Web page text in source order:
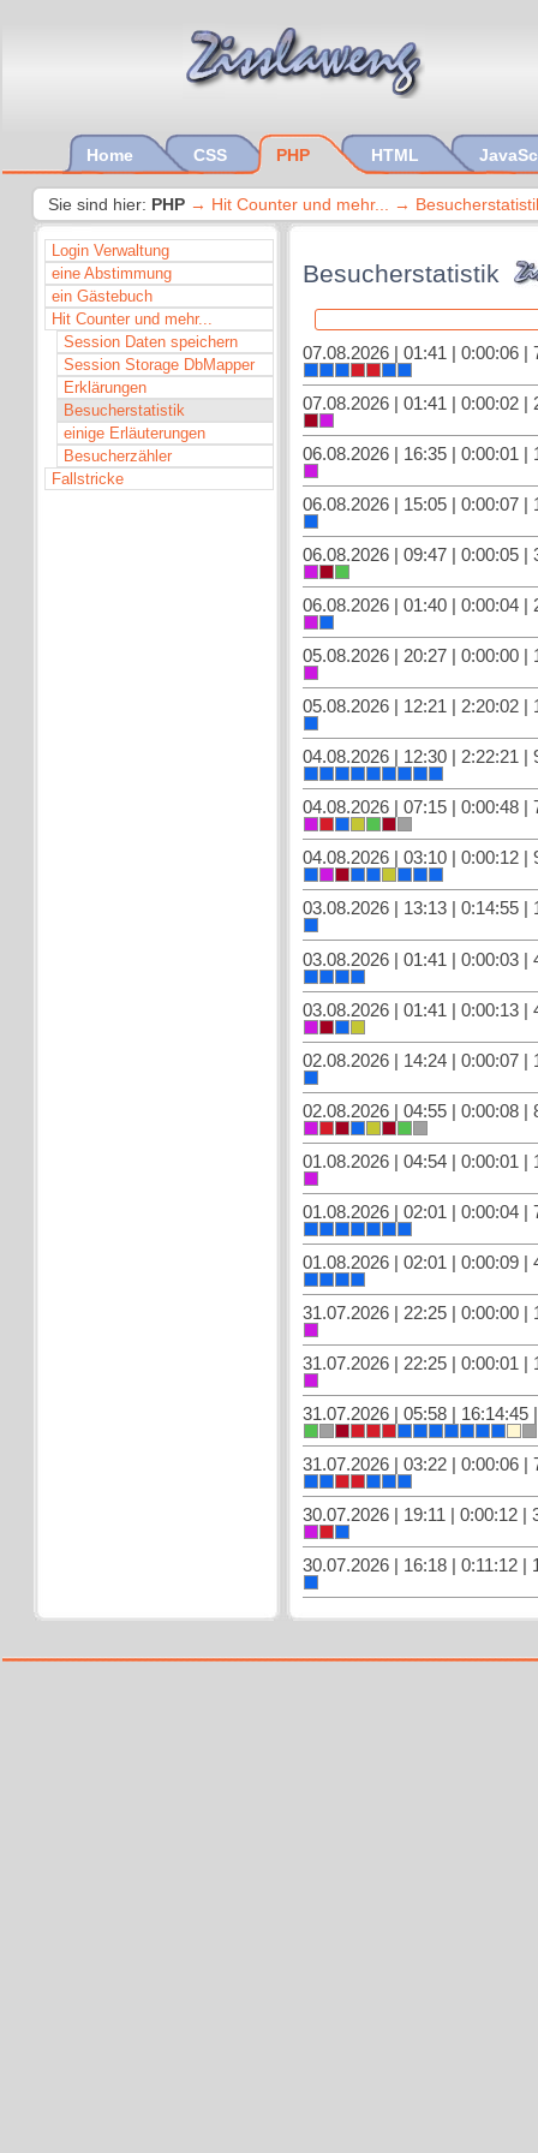
Home CSS PHP HTML
Sie sind hier: PHP Hit Counter und mehr...
Login Verwaltung
eine Abstimmung
ein Gästebuch
Hit Counter und mehr...
Session Daten speichern
Session Storage DbMapper
Erklärungen
Besucherstatistik
einige Erläuterungen
Besucherzähler
Fallstricke
Besucherstatistik
07.08.2026 | 01:41 | 0:00:06 |
07.08.2026 | 01:41 | 0:00:02 |
06.08.2026 | 16:35 | 0:00:01 |
06.08.2026 | 15:05 | 0:00:07 |
06.08.2026 | 09:47 | 0:00:05 |
06.08.2026 | 01:40 | 0:00:04 |
05.08.2026 | 20:27 | 0:00:00 |
05.08.2026 | 12:21 | 2:20:02 |
04.08.2026 | 12:30 | 2:22:21 |
04.08.2026 | 07:15 | 0:00:48 |
04.08.2026 | 03:10 | 0:00:12 |
03.08.2026 | 13:13 | 0:14:55 |
03.08.2026 | 01:41 | 0:00:03 |
03.08.2026 | 01:41 | 0:00:13 |
02.08.2026 | 14:24 | 0:00:07 |
02.08.2026 | 04:55 | 0:00:08 |
01.08.2026 | 04:54 | 0:00:01 |
01.08.2026 | 02:01 | 0:00:04 |
01.08.2026 | 02:01 | 0:00:09 |
31.07.2026 | 22:25 | 0:00:00 |
31.07.2026 | 22:25 | 0:00:01 |
31.07.2026 | 05:58 | 16:14:45
31.07.2026 | 03:22 | 0:00:06 |
30.07.2026 | 19:11 | 0:00:12 |
30.07.2026 | 16:18 | 0:11:12 |